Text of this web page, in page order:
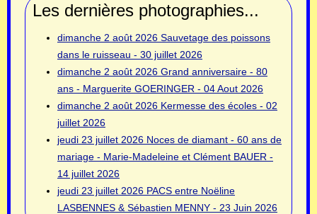
Les dernières photographies...
dimanche 2 août 2026 Sauvetage des poissons
dans le ruisseau - 30 juillet 2026
dimanche 2 août 2026 Grand anniversaire - 80
ans - Marguerite GOERINGER - 04 Aout 2026
dimanche 2 août 2026 Kermesse des écoles - 02
juillet 2026
jeudi 23 juillet 2026 Noces de diamant - 60 ans de
mariage - Marie-Madeleine et Clément BAUER -
14 juillet 2026
jeudi 23 juillet 2026 PACS entre Noëline
LASBENNES & Sébastien MENNY - 23 Juin 2026